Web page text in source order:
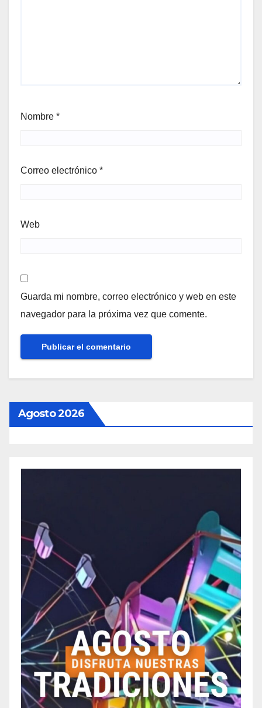
Nombre *
Correo electrónico *
Web
Guarda mi nombre, correo electrónico y web en este
navegador para la próxima vez que comente.
Agosto 2026